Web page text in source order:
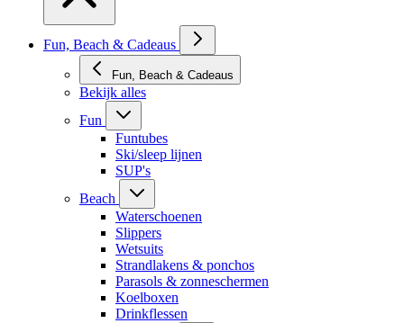
Fun, Beach & Cadeaus
Fun, Beach & Cadeaus
Bekijk alles
Fun
Funtubes
Ski/sleep lijnen
SUP's
Beach
Waterschoenen
Slippers
Wetsuits
Strandlakens & ponchos
Parasols & zonneschermen
Koelboxen
Drinkflessen